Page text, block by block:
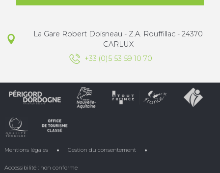
La Gare Robert Doisneau - Z.A. Rouffillac - 24370
CARLUX
+33 (0)5 53 59 10 70
Mentions légales Gestion du consentement
Accessibilité : non conforme